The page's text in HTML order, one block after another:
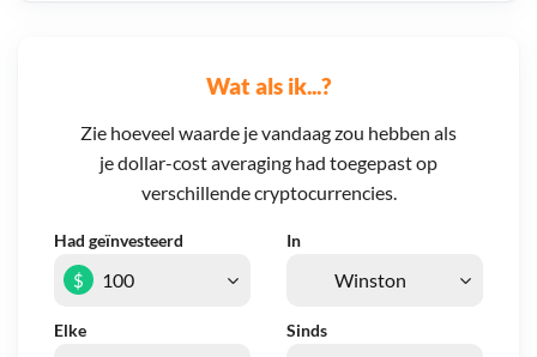
Wat als ik...?
Zie hoeveel waarde je vandaag zou hebben als
je dollar-cost averaging had toegepast op
verschillende cryptocurrencies.
Had geïnvesteerd In
Elke Sinds
$